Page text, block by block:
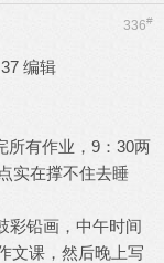
336#
编辑
有作业，9：30两
实在撑不住去睡
铅画，中午时间
文课，然后晚上写